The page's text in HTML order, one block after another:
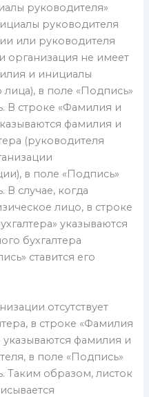
руководителя»
руководителя
или руководителя
организация не имеет
и инициалы
лица), в поле «Подпись»
В строке «Фамилия и
фамилия и
(руководителя
в поле «Подпись»
В случае, когда
лицо, в строке
указываются
бухгалтера
ставится его
отсутствует
в строке «Фамилия
указываются фамилия и
в поле «Подпись»
Таким образом, листок